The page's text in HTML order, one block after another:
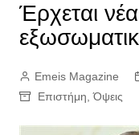
Έρχεται νέα
Emeis Magazine
Επιστήμη ,Όψεις